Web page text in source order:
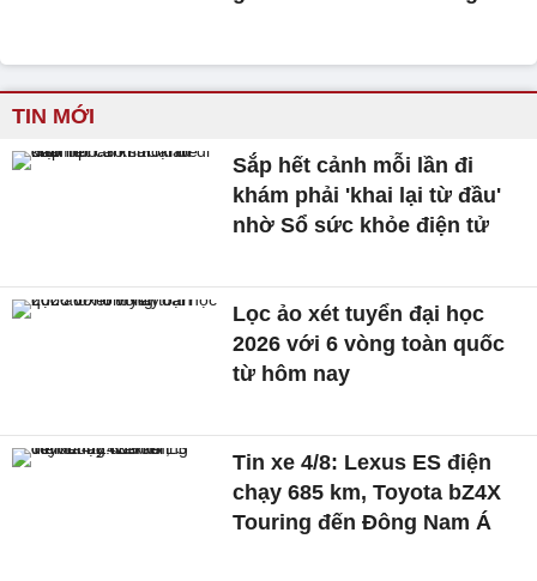
TIN MỚI
Sắp hết cảnh mỗi lần đi
khám phải 'khai lại từ đầu'
nhờ Sổ sức khỏe điện tử
Lọc ảo xét tuyển đại học
2026 với 6 vòng toàn quốc
từ hôm nay
Tin xe 4/8: Lexus ES điện
chạy 685 km, Toyota bZ4X
Touring đến Đông Nam Á